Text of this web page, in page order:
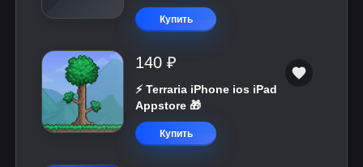
Купить
140 ₽
⚡️ Terraria iPhone ios iPad
Appstore 🎁
Купить